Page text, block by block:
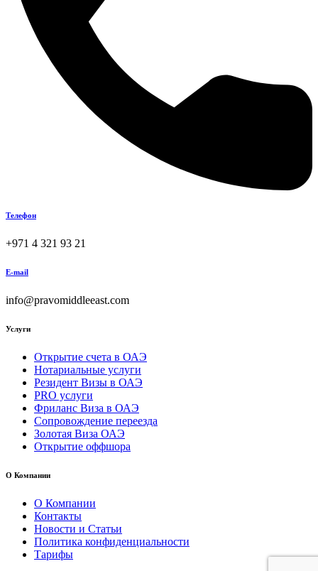
Телефон
+971 4 321 93 21
E-mail
info@pravomiddleeast.com
Услуги
Открытие счета в ОАЭ
Нотариальные услуги
Резидент Визы в ОАЭ
PRO услуги
Фриланс Виза в ОАЭ
Сопровождение переезда
Золотая Виза ОАЭ
Открытие оффшора
О Компании
О Компании
Контакты
Новости и Статьи
Политика конфиденциальности
Тарифы